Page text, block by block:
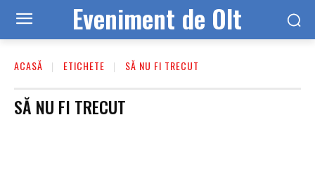
Eveniment de Olt
ACASĂ ETICHETE SĂ NU FI TRECUT
SĂ NU FI TRECUT